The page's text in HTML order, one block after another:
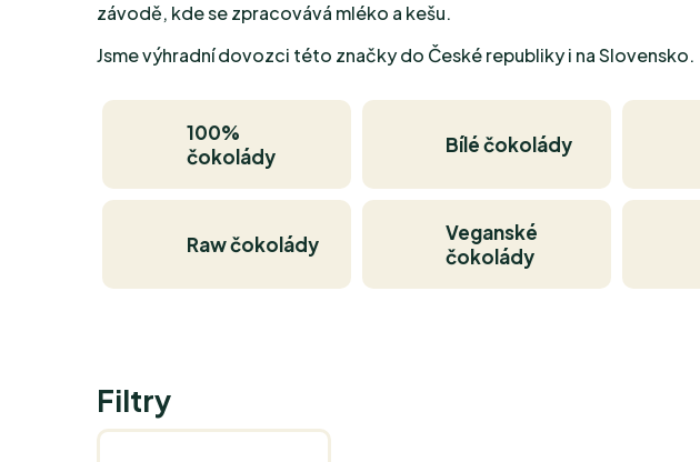
závodě, kde se zpracovává mléko a kešu.
Jsme výhradní dovozci této značky do České republiky i na Slovensko.
100%
čokolády
Bílé čokolády
Raw čokolády
Veganské
čokolády
Filtry